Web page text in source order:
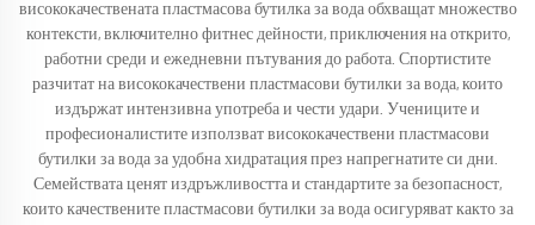
висококачествената пластмасова бутилка за вода обхващат множество
контексти, включително фитнес дейности, приключения на открито,
работни среди и ежедневни пътувания до работа. Спортистите
разчитат на висококачествени пластмасови бутилки за вода, които
издържат интензивна употреба и чести удари. Учениците и
професионалистите използват висококачествени пластмасови
бутилки за вода за удобна хидратация през напрегнатите си дни.
Семействата ценят издръжливостта и стандартите за безопасност,
които качествените пластмасови бутилки за вода осигуряват както за